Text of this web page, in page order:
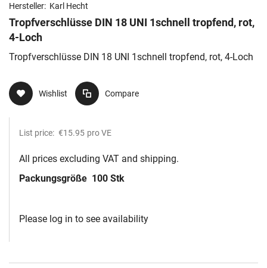
Hersteller: Karl Hecht
Tropfverschlüsse DIN 18 UNI 1schnell tropfend, rot,
4-Loch
Tropfverschlüsse DIN 18 UNI 1schnell tropfend, rot, 4-Loch
Wishlist Compare
List price: €15.95 pro VE
All prices excluding VAT and shipping.
Packungsgröße 100 Stk
Please log in to see availability